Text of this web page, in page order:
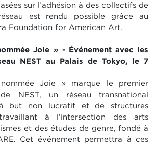
sur l’adhésion à des collectifs de
est rendu possible grâce au
Foundation for American Art.
Joie » - Événement avec les
NEST au Palais de Tokyo, le 7
Joie » marque le premier
de NEST, un réseau transnational
à but non lucratif et de structures
à l’intersection des arts
et des études de genre, fondé à
Cet événement permettra à ces